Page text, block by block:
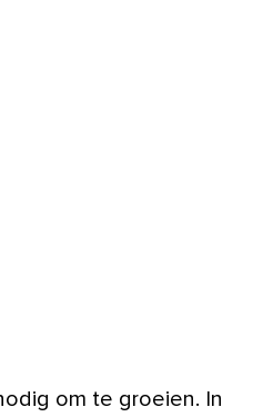
om te groeien. In